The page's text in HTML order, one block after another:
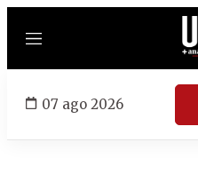
Menú
07 ago 2026